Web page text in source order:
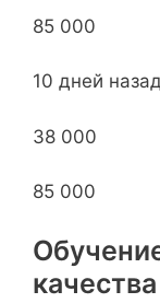
85 000
10 дней
38 000
85 000